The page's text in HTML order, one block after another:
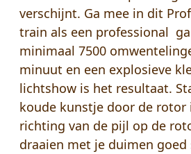
verschijnt. Ga mee in dit
train als een professional
minimaal 7500
minuut en een explosieve
lichtshow is het resultaat.
koude kunstje door de rotor
richting van de pijl op de
draaien met je duimen goed